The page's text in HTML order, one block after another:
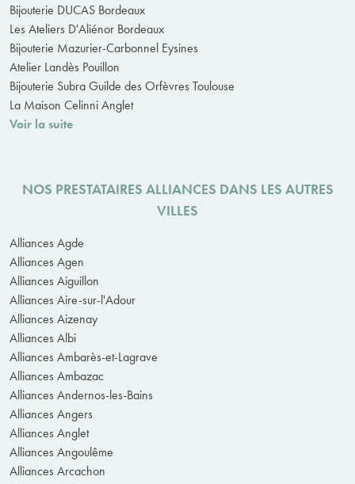
Bijouterie DUCAS Bordeaux
Les Ateliers D'Aliénor Bordeaux
Bijouterie Mazurier-Carbonnel Eysines
Atelier Landès Pouillon
Bijouterie Subra Guilde des Orfèvres Toulouse
La Maison Celinni Anglet
Voir la suite
NOS PRESTATAIRES ALLIANCES DANS LES AUTRES
VILLES
Alliances Agde
Alliances Agen
Alliances Aiguillon
Alliances Aire-sur-l'Adour
Alliances Aizenay
Alliances Albi
Alliances Ambarès-et-Lagrave
Alliances Ambazac
Alliances Andernos-les-Bains
Alliances Angers
Alliances Anglet
Alliances Angoulême
Alliances Arcachon